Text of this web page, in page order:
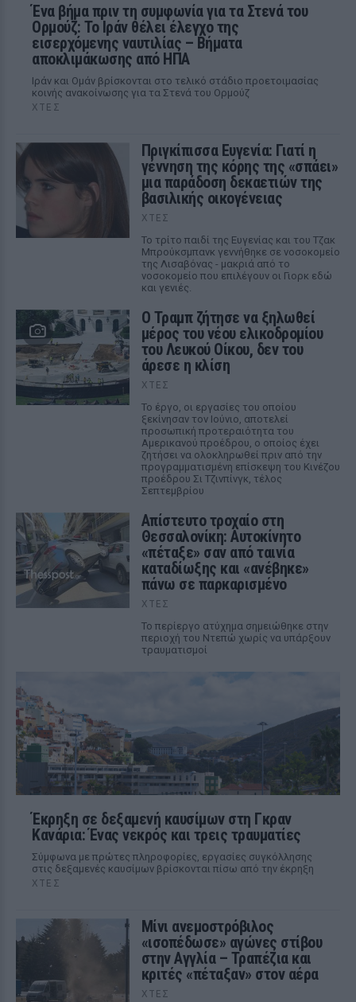
Ένα βήμα πριν τη συμφωνία για τα Στενά του
Ορμούζ: Το Ιράν θέλει έλεγχο της
εισερχόμενης ναυτιλίας – Βήματα
αποκλιμάκωσης από ΗΠΑ
Ιράν και Ομάν βρίσκονται στο τελικό στάδιο προετοιμασίας
κοινής ανακοίνωσης για τα Στενά του Ορμούζ
ΧΤΕΣ
Πριγκίπισσα Ευγενία: Γιατί η
γέννηση της κόρης της «σπάει»
μια παράδοση δεκαετιών της
βασιλικής οικογένειας
ΧΤΕΣ
Το τρίτο παιδί της Ευγενίας και του Τζακ
Μπρούκσμπανκ γεννήθηκε σε νοσοκομείο
της Λισαβόνας - μακριά από το
νοσοκομείο που επιλέγουν οι Γιορκ εδώ
και γενιές.
Ο Τραμπ ζήτησε να ξηλωθεί
μέρος του νέου ελικοδρομίου
του Λευκού Οίκου, δεν του
άρεσε η κλίση
ΧΤΕΣ
Το έργο, οι εργασίες του οποίου
ξεκίνησαν τον Ιούνιο, αποτελεί
προσωπική προτεραιότητα του
Αμερικανού προέδρου, ο οποίος έχει
ζητήσει να ολοκληρωθεί πριν από την
προγραμματισμένη επίσκεψη του Κινέζου
προέδρου Σι Τζινπίνγκ, τέλος
Σεπτεμβρίου
Απίστευτο τροχαίο στη
Θεσσαλονίκη: Αυτοκίνητο
«πέταξε» σαν από ταινία
καταδίωξης και «ανέβηκε»
πάνω σε παρκαρισμένο
ΧΤΕΣ
Το περίεργο ατύχημα σημειώθηκε στην
περιοχή του Ντεπώ χωρίς να υπάρξουν
τραυματισμοί
Έκρηξη σε δεξαμενή καυσίμων στη Γκραν
Κανάρια: Ένας νεκρός και τρεις τραυματίες
Σύμφωνα με πρώτες πληροφορίες, εργασίες συγκόλλησης
στις δεξαμενές καυσίμων βρίσκονται πίσω από την έκρηξη
ΧΤΕΣ
Μίνι ανεμοστρόβιλος
«ισοπέδωσε» αγώνες στίβου
στην Αγγλία – Τραπέζια και
κριτές «πέταξαν» στον αέρα
ΧΤΕΣ